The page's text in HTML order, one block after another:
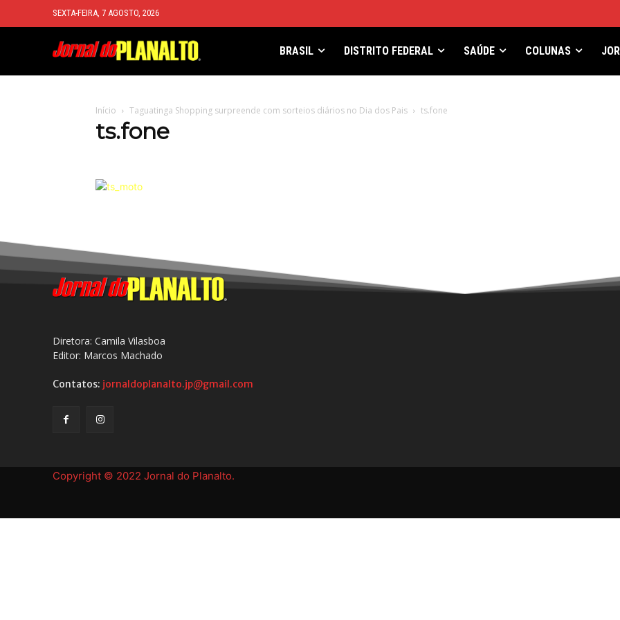
SEXTA-FEIRA, 7 AGOSTO, 2026
BRASIL DISTRITO FEDERAL SAÚDE COLUNAS
Início Taguatinga Shopping surpreende com sorteios diários no Dia dos Pais ts.fone
ts.fone
Diretora: Camila Vilasboa
Editor: Marcos Machado
Contatos: jornaldoplanalto.jp@gmail.com
Copyright © 2022 Jornal do Planalto.